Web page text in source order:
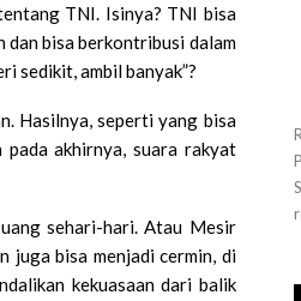
TNI. Isinya? TNI bisa
dan bisa berkontribusi dalam
sedikit, ambil banyak”?
Hasilnya, seperti yang bisa
pada akhirnya, suara rakyat
sehari-hari. Atau Mesir
juga bisa menjadi cermin, di
kekuasaan dari balik